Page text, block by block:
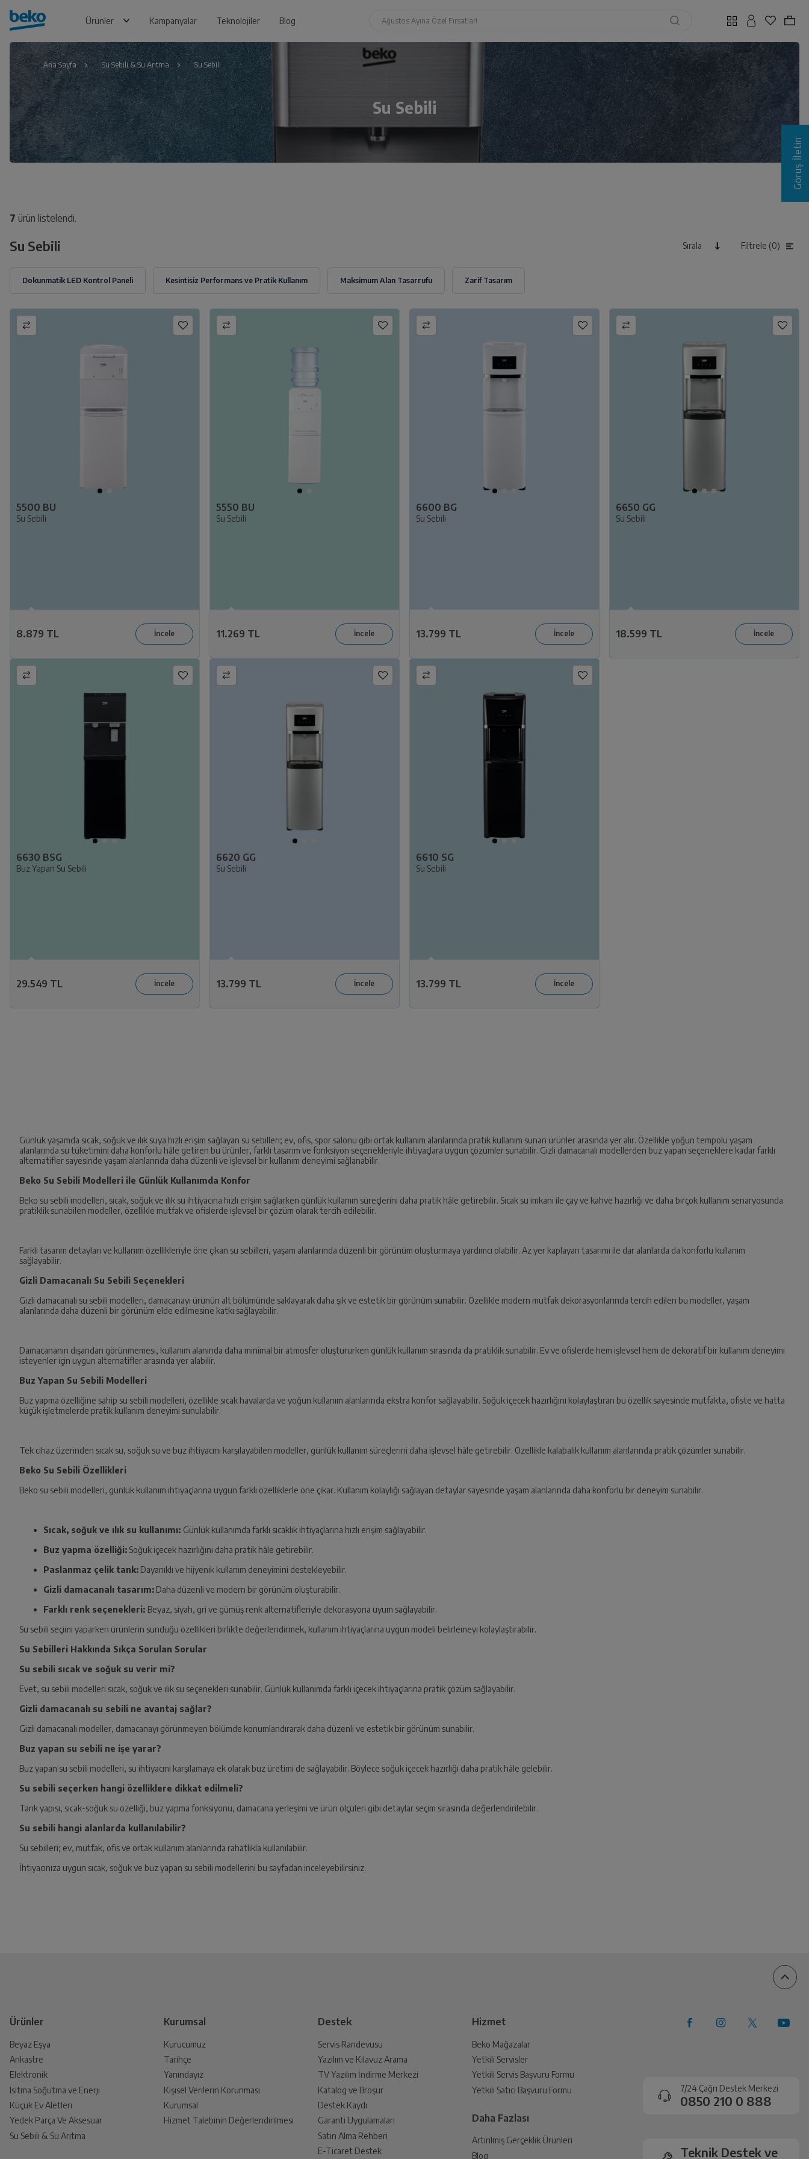
Ürünler Kampanyalar Teknolojiler Blog Ağustos Ayına Özel Fırsatlar!
Ana Sayfa Su Sebili & Su Arıtma Su Sebili
Su Sebili
7 ürün listelendi.
Su Sebili Sırala Filtrele (0)
5500 BU
Su Sebili
8.879 TL
5550 BU
Su Sebili
11.269 TL
6600 BG
Su Sebili
13.799 TL
6650 GG
Su Sebili
18.599 TL
6630 BSG
Buz Yapan Su Sebili
29.549 TL
6620 GG
Su Sebili
13.799 TL
6610 SG
Su Sebili
13.799 TL
Günlük yaşamda sıcak, soğuk ve ılık suya hızlı erişim sağlayan su sebilleri; ev, ofis, spor salonu gibi ortak kullanım alanlarında pratik kullanım sunan ürünler arasında yer alır. Özellikle yoğun tempolu yaşam
alanlarında su tüketimini daha konforlu hâle getiren bu ürünler, farklı tasarım ve fonksiyon seçenekleriyle ihtiyaçlara uygun çözümler sunabilir. Gizli damacanalı modellerden buz yapan seçeneklere kadar farklı
alternatifler sayesinde yaşam alanlarında daha düzenli ve işlevsel bir kullanım deneyimi sağlanabilir.
Beko Su Sebili Modelleri ile Günlük Kullanımda Konfor
Beko su sebili modelleri, sıcak, soğuk ve ılık su ihtiyacına hızlı erişim sağlarken günlük kullanım süreçlerini daha pratik hâle getirebilir. Sıcak su imkanı ile çay ve kahve hazırlığı ve daha birçok kullanım senaryosunda
pratiklik sunabilen modeller, özellikle mutfak ve ofislerde işlevsel bir çözüm olarak tercih edilebilir.
Farklı tasarım detayları ve kullanım özellikleriyle öne çıkan su sebilleri, yaşam alanlarında düzenli bir görünüm oluşturmaya yardımcı olabilir. Az yer kaplayan tasarımı ile dar alanlarda da konforlu kullanım
sağlayabilir.
Gizli Damacanalı Su Sebili Seçenekleri
Gizli damacanalı su sebili modelleri, damacanayı ürünün alt bölümünde saklayarak daha şık ve estetik bir görünüm sunabilir. Özellikle modern mutfak dekorasyonlarında tercih edilen bu modeller, yaşam
alanlarında daha düzenli bir görünüm elde edilmesine katkı sağlayabilir.
Damacananın dışarıdan görünmemesi, kullanım alanında daha minimal bir atmosfer oluştururken günlük kullanım sırasında da pratiklik sunabilir. Ev ve ofislerde hem işlevsel hem de dekoratif bir kullanım deneyimi
isteyenler için uygun alternatifler arasında yer alabilir.
Buz Yapan Su Sebili Modelleri
Buz yapma özelliğine sahip su sebili modelleri, özellikle sıcak havalarda ve yoğun kullanım alanlarında ekstra konfor sağlayabilir. Soğuk içecek hazırlığını kolaylaştıran bu özellik sayesinde mutfakta, ofiste ve hatta
küçük işletmelerde pratik kullanım deneyimi sunulabilir.
Tek cihaz üzerinden sıcak su, soğuk su ve buz ihtiyacını karşılayabilen modeller, günlük kullanım süreçlerini daha işlevsel hâle getirebilir. Özellikle kalabalık kullanım alanlarında pratik çözümler sunabilir.
Beko Su Sebili Özellikleri
Beko su sebili modelleri, günlük kullanım ihtiyaçlarına uygun farklı özelliklerle öne çıkar. Kullanım kolaylığı sağlayan detaylar sayesinde yaşam alanlarında daha konforlu bir deneyim sunabilir.
Sıcak, soğuk ve ılık su kullanımı: Günlük kullanımda farklı sıcaklık ihtiyaçlarına hızlı erişim sağlayabilir.
Buz yapma özelliği: Soğuk içecek hazırlığını daha pratik hâle getirebilir.
Paslanmaz çelik tank: Dayanıklı ve hijyenik kullanım deneyimini destekleyebilir.
Gizli damacanalı tasarım: Daha düzenli ve modern bir görünüm oluşturabilir.
Farklı renk seçenekleri: Beyaz, siyah, gri ve gümüş renk alternatifleriyle dekorasyona uyum sağlayabilir.
Su sebili seçimi yaparken ürünlerin sunduğu özellikleri birlikte değerlendirmek, kullanım ihtiyaçlarına uygun modeli belirlemeyi kolaylaştırabilir.
Su Sebilleri Hakkında Sıkça Sorulan Sorular
Su sebili sıcak ve soğuk su verir mi?
Evet, su sebili modelleri sıcak, soğuk ve ılık su seçenekleri sunabilir. Günlük kullanımda farklı içecek ihtiyaçlarına pratik çözüm sağlayabilir.
Gizli damacanalı su sebili ne avantaj sağlar?
Gizli damacanalı modeller, damacanayı görünmeyen bölümde konumlandırarak daha düzenli ve estetik bir görünüm sunabilir.
Buz yapan su sebili ne işe yarar?
Buz yapan su sebili modelleri, su ihtiyacını karşılamaya ek olarak buz üretimi de sağlayabilir. Böylece soğuk içecek hazırlığı daha pratik hâle gelebilir.
Su sebili seçerken hangi özelliklere dikkat edilmeli?
Tank yapısı, sıcak-soğuk su özelliği, buz yapma fonksiyonu, damacana yerleşimi ve ürün ölçüleri gibi detaylar seçim sırasında değerlendirilebilir.
Su sebili hangi alanlarda kullanılabilir?
Su sebilleri; ev, mutfak, ofis ve ortak kullanım alanlarında rahatlıkla kullanılabilir.
İhtiyacınıza uygun sıcak, soğuk ve buz yapan su sebili modellerini bu sayfadan inceleyebilirsiniz.
Ürünler
Beyaz Eşya
Ankastre
Elektronik
Isıtma Soğutma ve Enerji
Küçük Ev Aletleri
Yedek Parça Ve Aksesuar
Su Sebili & Su Arıtma
Kurumsal
Kurucumuz
Tarihçe
Yanındayız
Kişisel Verilerin Korunması
Kurumsal
Hizmet Talebinin Değerlendirilmesi
Destek
Servis Randevusu
Yazılım ve Kılavuz Arama
TV Yazılım İndirme Merkezi
Katalog ve Broşür
Destek Kaydı
Garanti Uygulamaları
Satın Alma Rehberi
E-Ticaret Destek
Hizmet
Beko Mağazalar
Yetkili Servisler
Yetkili Servis Başvuru Formu
Yetkili Satıcı Başvuru Formu
Daha Fazlası
Artırılmış Gerçeklik Ürünleri
Blog
7/24 Çağrı Destek Merkezi
0850 210 0 888
Teknik Destek ve
Görüş İletin